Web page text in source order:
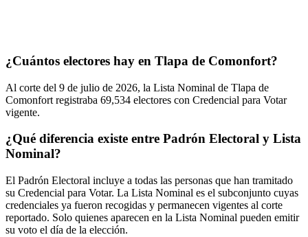
¿Cuántos electores hay en Tlapa de Comonfort?
Al corte del 9 de julio de 2026, la Lista Nominal de Tlapa de
Comonfort registraba 69,534 electores con Credencial para Votar
vigente.
¿Qué diferencia existe entre Padrón Electoral y Lista
Nominal?
El Padrón Electoral incluye a todas las personas que han tramitado
su Credencial para Votar. La Lista Nominal es el subconjunto cuyas
credenciales ya fueron recogidas y permanecen vigentes al corte
reportado. Solo quienes aparecen en la Lista Nominal pueden emitir
su voto el día de la elección.